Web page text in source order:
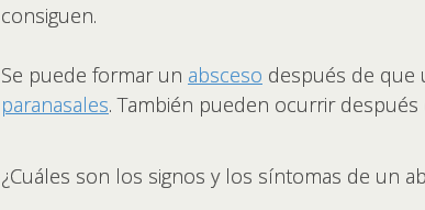
consiguen.
Se puede formar un absceso después de que
paranasales. También pueden ocurrir
¿Cuáles son los signos y los síntomas de un